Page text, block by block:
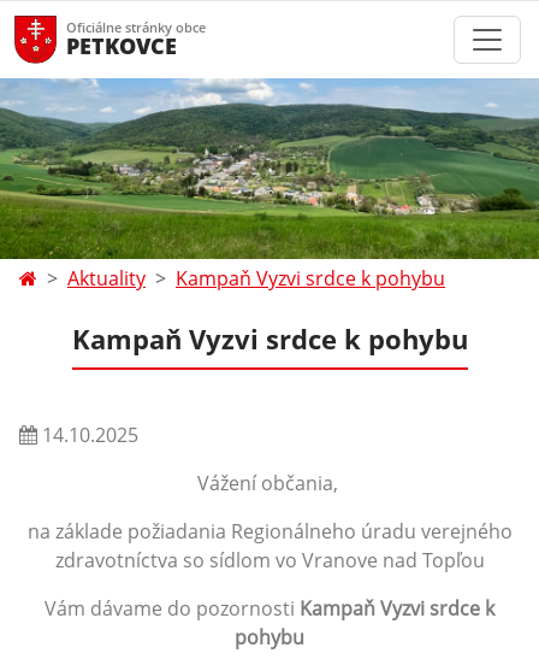
Oficiálne stránky obce
PETKOVCE
Aktuality Kampaň Vyzvi srdce k pohybu
Kampaň Vyzvi srdce k pohybu
14.10.2025
Vážení občania,
na základe požiadania Regionálneho úradu verejného
zdravotníctva so sídlom vo Vranove nad Topľou
Vám dávame do pozornosti Kampaň Vyzvi srdce k
pohybu